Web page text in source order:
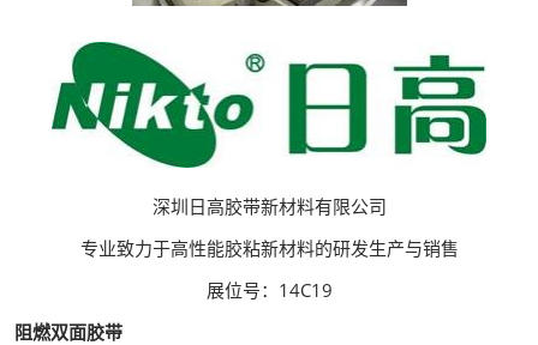
深圳日高胶带新材料有限公司
专业致力于高性能胶粘新材料的研发生产与销售
展位号：14C19
阻燃双面胶带